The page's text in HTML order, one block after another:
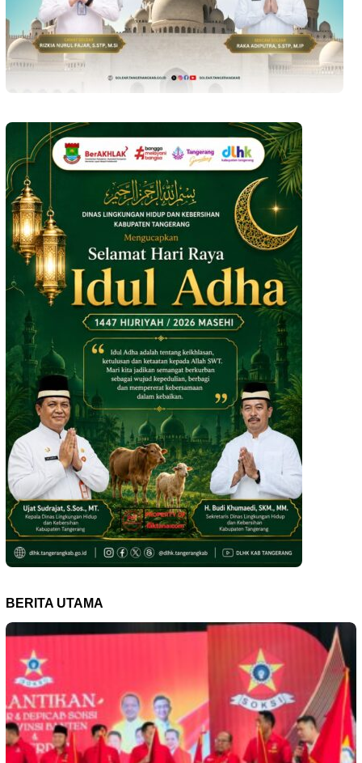
BERITA UTAMA